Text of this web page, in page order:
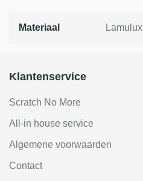
Materiaal Lamulux
Klantenservice
Scratch No More
All-in house service
Algemene voorwaarden
Contact